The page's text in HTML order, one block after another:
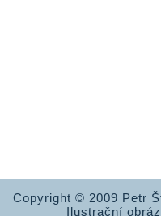
Copyright © 2009 Petr
Ilustrační